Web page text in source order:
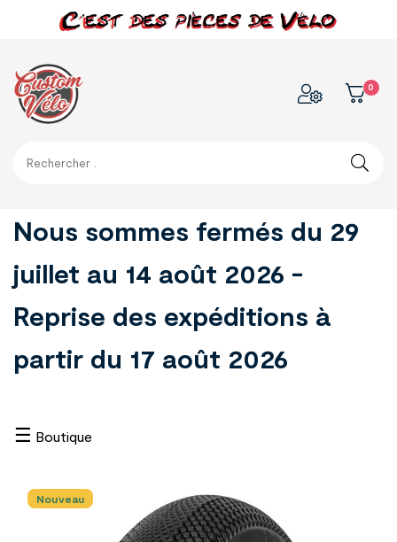
0
Nous sommes fermés du 29
juillet au 14 août 2026 -
Reprise des expéditions à
partir du 17 août 2026
Boutique
☰
Nouveau